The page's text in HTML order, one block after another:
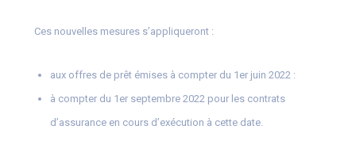
Ces nouvelles mesures s’appliqueront :
aux offres de prêt émises à compter du 1er juin 2022 :
à compter du 1er septembre 2022 pour les contrats
d’assurance en cours d’exécution à cette date.